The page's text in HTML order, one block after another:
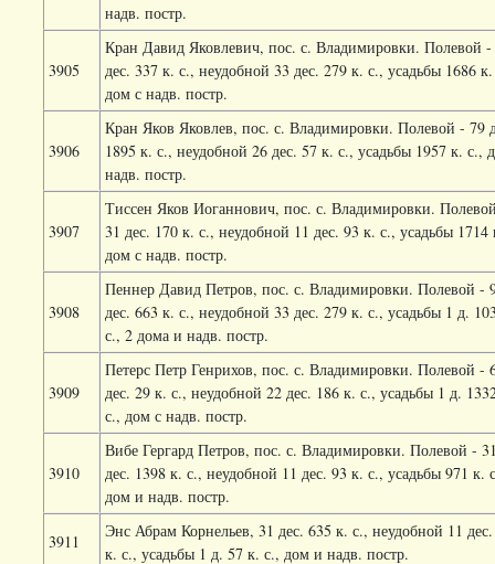
надв. постр.
3905
Кран Давид Яковлевич, пос. с. Владимировки. Полевой -
дес. 337 к. с., неудобной 33 дес. 279 к. с., усадьбы 1686
дом с надв. постр.
3906
Кран Яков Яковлев, пос. с. Владимировки. Полевой - 79
1895 к. с., неудобной 26 дес. 57 к. с., усадьбы 1957 к. с.,
надв. постр.
3907
Тиссен Яков Иоганнович, пос. с. Владимировки.
31 дес. 170 к. с., неудобной 11 дес. 93 к. с., усадьбы 1714
дом с надв. постр.
3908
Пеннер Давид Петров, пос. с. Владимировки. Полевой -
дес. 663 к. с., неудобной 33 дес. 279 к. с., усадьбы 1 д.
с., 2 дома и надв. постр.
3909
Петерс Петр Генрихов, пос. с. Владимировки. Полевой -
дес. 29 к. с., неудобной 22 дес. 186 к. с., усадьбы 1 д.
с., дом с надв. постр.
3910
Вибе Гергард Петров, пос. с. Владимировки. Полевой -
дес. 1398 к. с., неудобной 11 дес. 93 к. с., усадьбы 971 к.
дом и надв. постр.
3911
Энс Абрам Корнельев, 31 дес. 635 к. с., неудобной 11
к. с., усадьбы 1 д. 57 к. с., дом и надв. постр.